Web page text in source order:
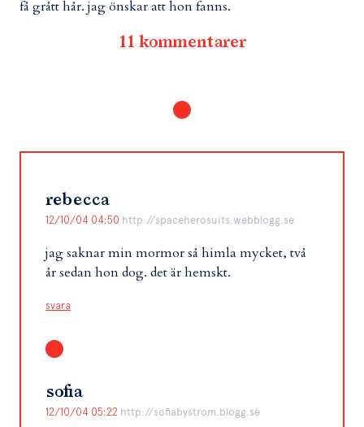
få grått hår. jag önskar att hon fanns.
11 kommentarer
rebecca
12/10/04 04:50 http://spaceherosuits.webblogg.se
jag saknar min mormor så himla mycket, två
år sedan hon dog. det är hemskt.
svara
sofia
12/10/04 05:22 http://sofiabystrom.blogg.se